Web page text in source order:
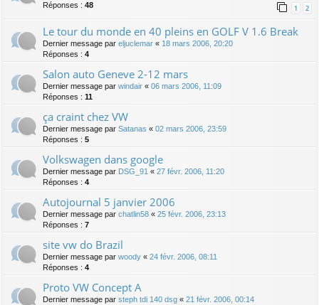
Réponses : 48 1 2
Le tour du monde en 40 pleins en GOLF V 1.6 Break
Dernier message par eljuclemar « 18 mars 2006, 20:20
Réponses : 4
Salon auto Geneve 2-12 mars
Dernier message par windair « 06 mars 2006, 11:09
Réponses : 11
ça craint chez VW
Dernier message par Satanas « 02 mars 2006, 23:59
Réponses : 5
Volkswagen dans google
Dernier message par DSG_91 « 27 févr. 2006, 11:20
Réponses : 4
Autojournal 5 janvier 2006
Dernier message par chatlin58 « 25 févr. 2006, 23:13
Réponses : 7
site vw do Brazil
Dernier message par woody « 24 févr. 2006, 08:11
Réponses : 4
Proto VW Concept A
Dernier message par steph tdi 140 dsg « 21 févr. 2006, 00:14